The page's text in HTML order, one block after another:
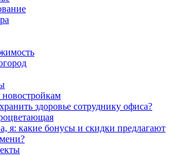
здоровье сотруднику офиса?